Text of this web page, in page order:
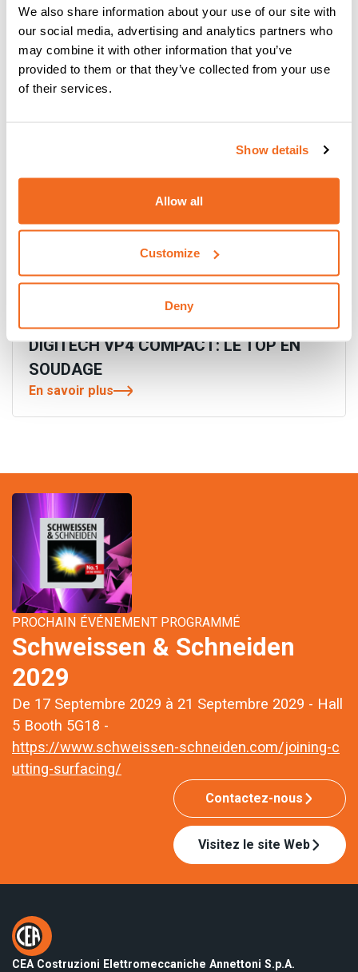
We also share information about your use of our site with
our social media, advertising and analytics partners who
may combine it with other information that you’ve
provided to them or that they’ve collected from your use
of their services.
Show details
Allow all
Customize
Deny
YARD MOBILE: UN PAS DANS LE
SOUDAGE DE CHANTIER
En savoir plus
DIGITECH VP4 COMPACT: LE TOP EN
SOUDAGE
En savoir plus
PROCHAIN ÉVÉNEMENT PROGRAMMÉ
Schweissen & Schneiden
2029
De 17 Septembre 2029 à 21 Septembre 2029 - Hall
5 Booth 5G18 -
https://www.schweissen-schneiden.com/joining-c
utting-surfacing/
Contactez-nous
Visitez le site Web
CEA Costruzioni Elettromeccaniche Annettoni S.p.A.